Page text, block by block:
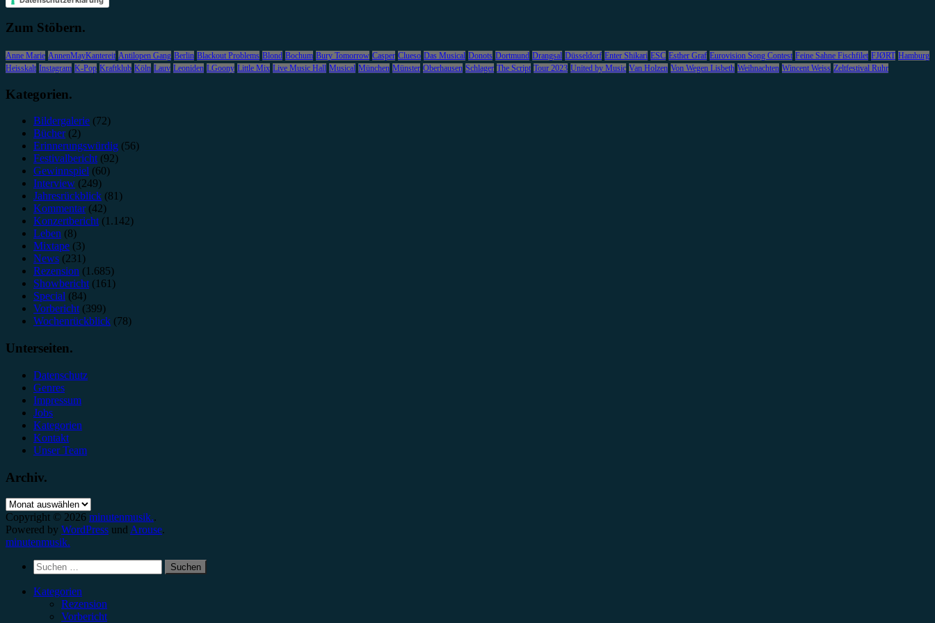
Zum Stöbern.
Anne Marie AnnenMayKantereit Antilopen Gang Berlin Blackout Problems Blond Bochum Bury Tomorrow Casper Clueso Das Musical Donots Dortmund Drangsal Düsseldorf Enter Shikari ESC Esther Graf Eurovision Song Contest Feine Sahne Fischfilet FJØRT Hamburg
Heisskalt Instagram K-Pop Kraftklub Köln Lauv Leoniden LGoony Little Mix Live Music Hall Musical München Münster Oberhausen Schlager The Script Tour 2023 United by Music Van Holzen Von Wegen Lisbeth Weihnachten Wincent Weiss Zeltfestival Ruhr
Kategorien.
Bildergalerie (72)
Bücher(2)
Erinnerungswürdig (56)
Festivalbericht(92)
Gewinnspiel (60)
Interview (249)
Jahresrückblick (81)
Kommentar(42)
Konzertbericht(1.142)
Leben (8)
Mixtape (3)
News (231)
Rezension (1.685)
Showbericht(161)
Special (84)
Vorbericht(399)
Wochenrückblick (78)
Unterseiten.
Datenschutz
Genres
Impressum
Jobs
Kategorien
Kontakt
Unser Team
Archiv.
Archiv.
Copyright © 2026 minutenmusik..
Powered by WordPress und Arouse.
minutenmusik.
Suchen
nach:
Kategorien
Rezension
Vorbericht